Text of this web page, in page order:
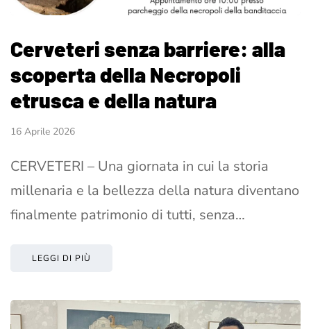
Cerveteri senza barriere: alla
scoperta della Necropoli
etrusca e della natura
16 Aprile 2026
CERVETERI – Una giornata in cui la storia
millenaria e la bellezza della natura diventano
finalmente patrimonio di tutti, senza…
LEGGI DI PIÙ